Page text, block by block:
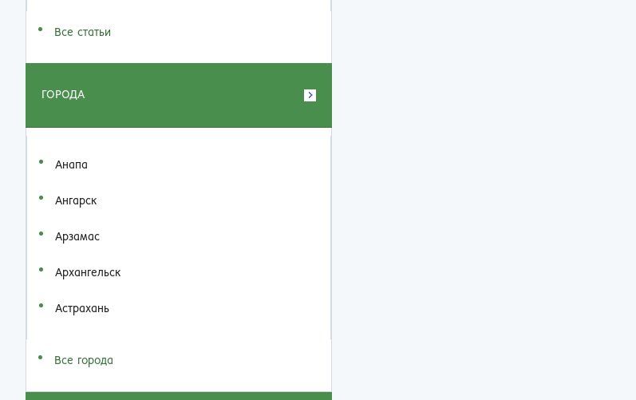
Все статьи
ГОРОДА
Анапа
Ангарск
Арзамас
Архангельск
Астрахань
Все города